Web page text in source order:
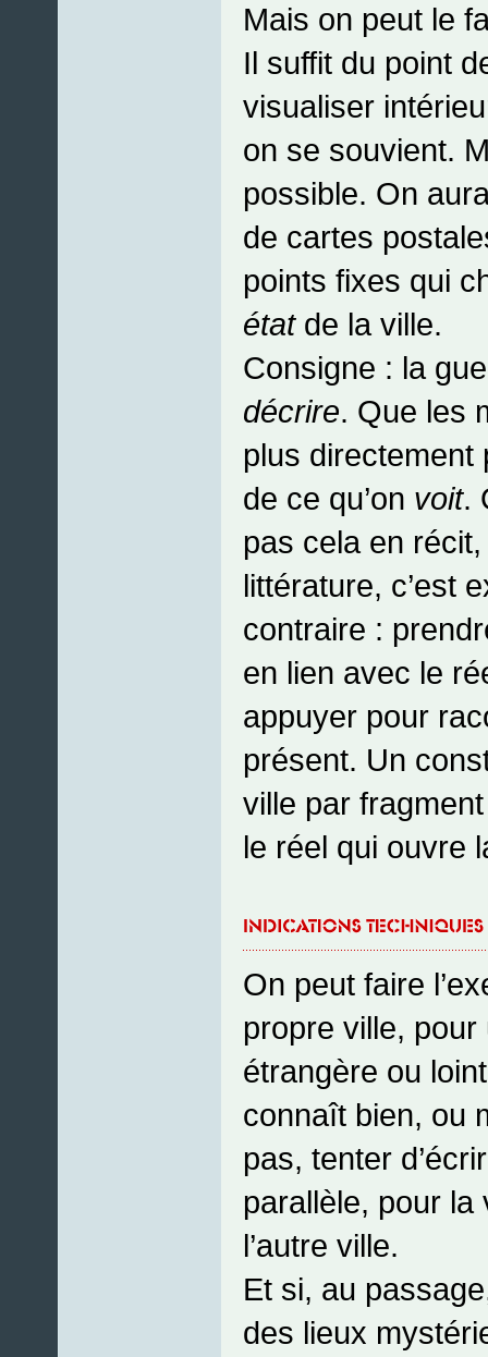
Mais on peut le
Il suffit du point
visualiser
on se souvient.
possible. On
de cartes
points fixes qui
étatde la ville.
Consigne : la
décrire. Que les
plus directement
de ce qu’on voit.
pas cela en
littérature, c’est
contraire :
en lien avec le
appuyer pour
présent. Un
ville par
le réel qui ouvre
On peut faire
propre ville, pour
étrangère ou
connaît bien, ou
pas, tenter
parallèle, pour la
l’autre ville.
Et si, au
des lieux